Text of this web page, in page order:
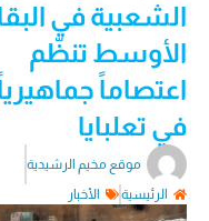
الشعبية في البقاع
الأوسط تنظّم
اعتصاماً جماهيرياً
في تعلبايا
موقع مخيم الرشيدية
الرئيسية
الأخبار